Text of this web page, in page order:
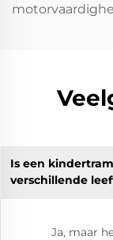
Is een
verschillende
Ja, maar